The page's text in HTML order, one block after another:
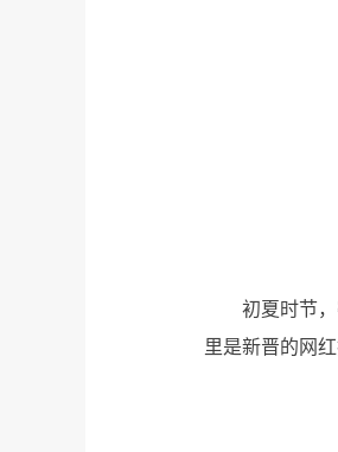
初夏时节
里是新晋的网